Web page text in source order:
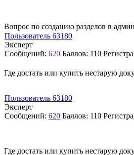
Вопрос по созданию разделов в
Пользователь 63180
Эксперт
Сообщений: 620 Баллов: 110
Где достать или купить нестарую
Пользователь 63180
Эксперт
Сообщений: 620 Баллов: 110
Где достать или купить нестарую